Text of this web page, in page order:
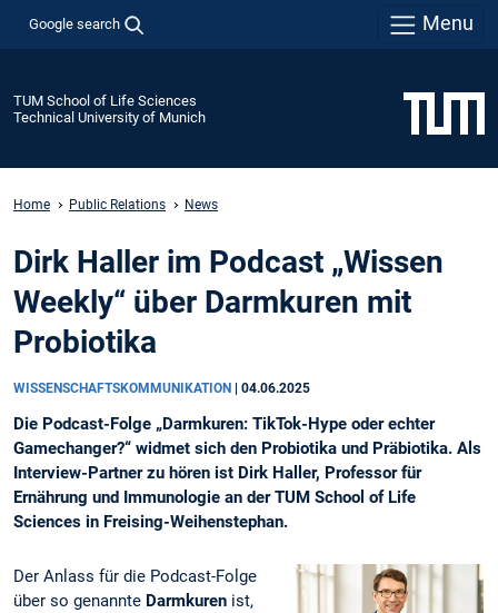
Google search Menu
TUM School of Life Sciences
Technical University of Munich
Home Public Relations News
Dirk Haller im Podcast „Wissen
Weekly“ über Darmkuren mit
Probiotika
WISSENSCHAFTSKOMMUNIKATION 04.06.2025
Die Podcast-Folge „Darmkuren: TikTok-Hype oder echter
Gamechanger?“ widmet sich den Probiotika und Präbiotika. Als
Interview-Partner zu hören ist Dirk Haller, Professor für
Ernährung und Immunologie an der TUM School of Life
Sciences in Freising-Weihenstephan.
Der Anlass für die Podcast-Folge
über so genannte Darmkuren ist,